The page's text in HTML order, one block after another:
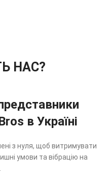
НАС?
в Україні
з нуля, щоб витримувати
умови та вібрацію на